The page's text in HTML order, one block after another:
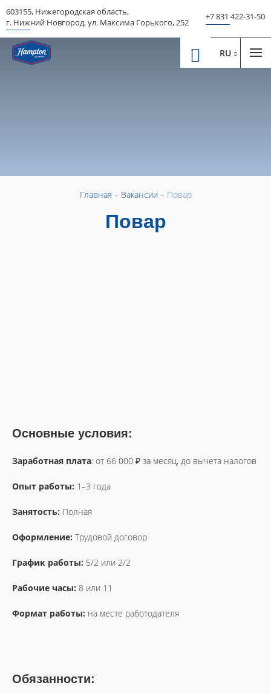
+7 831 422-31-50
603155, Нижегородская область,
г. Нижний Новгород,ул. Максима Горького, 252
RU
Главная - Вакансии - Повар
Повар
Основные условия:
Заработная плата: от 66 000 ₽ за месяц, до вычета налогов
Опыт работы: 1–3 года
Занятость: Полная
Оформление: Трудовой договор
График работы: 5/2 или 2/2
Рабочие часы: 8 или 11
Формат работы: на месте работодателя
Обязанности: